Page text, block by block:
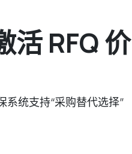
活 RFQ 价
系统支持“采购替代选择”